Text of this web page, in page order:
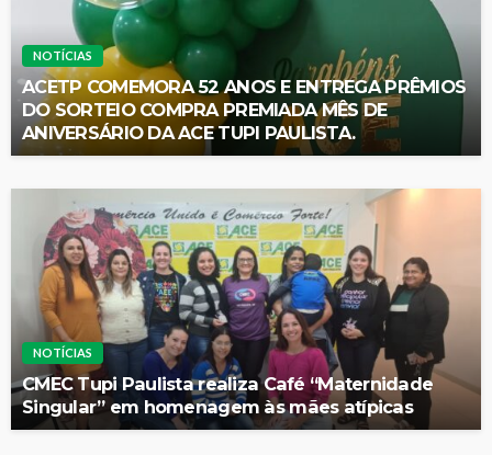
NOTÍCIAS
ACETP COMEMORA 52 ANOS E ENTREGA PRÊMIOS
DO SORTEIO COMPRA PREMIADA MÊS DE
ANIVERSÁRIO DA ACE TUPI PAULISTA.
NOTÍCIAS
CMEC Tupi Paulista realiza Café “Maternidade
Singular” em homenagem às mães atípicas